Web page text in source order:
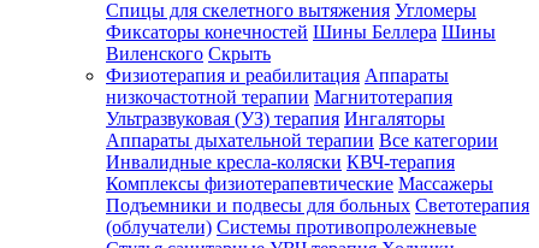
Спицы для скелетного вытяжения Угломеры
Фиксаторы конечностей Шины Беллера Шины
Виленского Скрыть
Физиотерапия и реабилитация Аппараты
низкочастотной терапии Магнитотерапия
Ультразвуковая (УЗ) терапия Ингаляторы
Аппараты дыхательной терапии Все категории
Инвалидные кресла-коляски КВЧ-терапия
Комплексы физиотерапевтические Массажеры
Подъемники и подвесы для больных Светотерапия
(облучатели) Системы противопролежневые